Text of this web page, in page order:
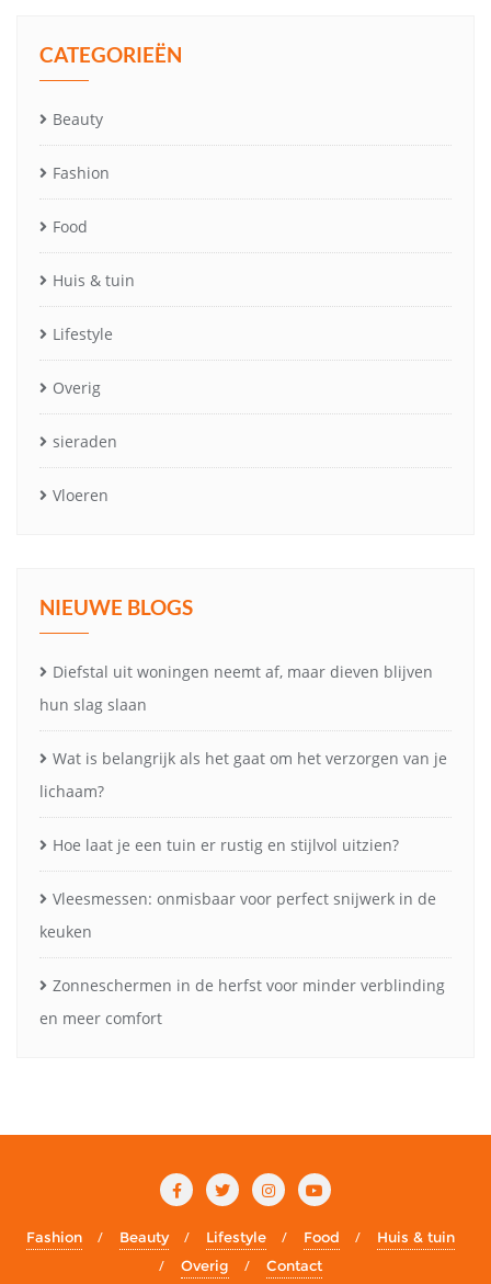
CATEGORIEËN
Beauty
Fashion
Food
Huis & tuin
Lifestyle
Overig
sieraden
Vloeren
NIEUWE BLOGS
Diefstal uit woningen neemt af, maar dieven blijven
hun slag slaan
Wat is belangrijk als het gaat om het verzorgen van je
lichaam?
Hoe laat je een tuin er rustig en stijlvol uitzien?
Vleesmessen: onmisbaar voor perfect snijwerk in de
keuken
Zonneschermen in de herfst voor minder verblinding
en meer comfort
Fashion Beauty Lifestyle Food
Huis & tuin
Overig
Contact